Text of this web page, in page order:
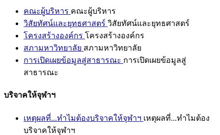
คณะผู้บริหาร คณะผู้บริหาร
วิสัยทัศน์และยุทธศาสตร์ วิสัยทัศน์และยุทธศาสตร์
โครงสร้างองค์กร โครงสร้างองค์กร
สภามหาวิทยาลัย สภามหาวิทยาลัย
การเปิดเผยข้อมูลสู่สาธารณะ การเปิดเผยข้อมูลสู่
สาธารณะ
บริจาคให้จุฬาฯ
เหตุผลที่...ทำไมต้องบริจาคให้จุฬาฯ เหตุผลที่...ทำไมต้อง
บริจาคให้จุฬาฯ